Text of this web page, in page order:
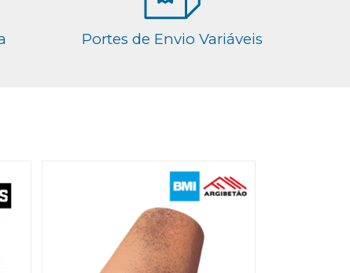
Portes de Envio Variáveis